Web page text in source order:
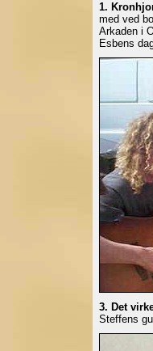
1.
med ved
Arkaden i
Esbens
3. Det
Steffens